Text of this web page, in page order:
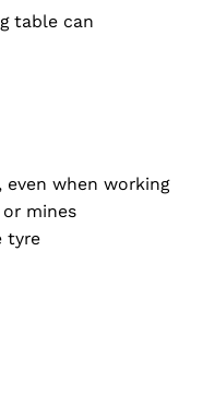
table can
when working
mines
tyre